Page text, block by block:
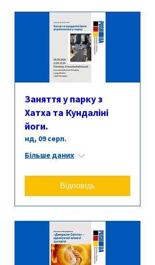
Заняття у парку з
Хатха та Кундаліні
йоги.
нд, 09 серп.
Більше даних
Відповідь